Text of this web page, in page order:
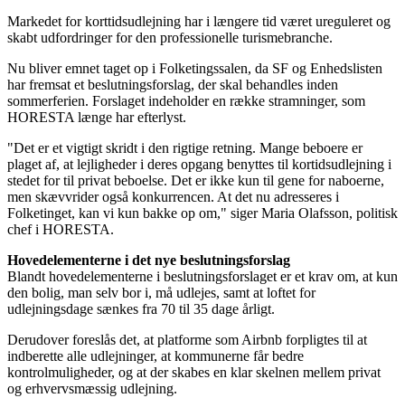
Markedet for korttidsudlejning har i længere tid været ureguleret og
skabt udfordringer for den professionelle turismebranche.
Nu bliver emnet taget op i Folketingssalen, da SF og Enhedslisten
har fremsat et beslutningsforslag, der skal behandles inden
sommerferien. Forslaget indeholder en række stramninger, som
HORESTA længe har efterlyst.
"Det er et vigtigt skridt i den rigtige retning. Mange beboere er
plaget af, at lejligheder i deres opgang benyttes til kortidsudlejning i
stedet for til privat beboelse. Det er ikke kun til gene for naboerne,
men skævvrider også konkurrencen. At det nu adresseres i
Folketinget, kan vi kun bakke op om," siger Maria Olafsson, politisk
chef i HORESTA.
Hovedelementerne i det nye beslutningsforslag
Blandt hovedelementerne i beslutningsforslaget er et krav om, at kun
den bolig, man selv bor i, må udlejes, samt at loftet for
udlejningsdage sænkes fra 70 til 35 dage årligt.
Derudover foreslås det, at platforme som Airbnb forpligtes til at
indberette alle udlejninger, at kommunerne får bedre
kontrolmuligheder, og at der skabes en klar skelnen mellem privat
og erhvervsmæssig udlejning.